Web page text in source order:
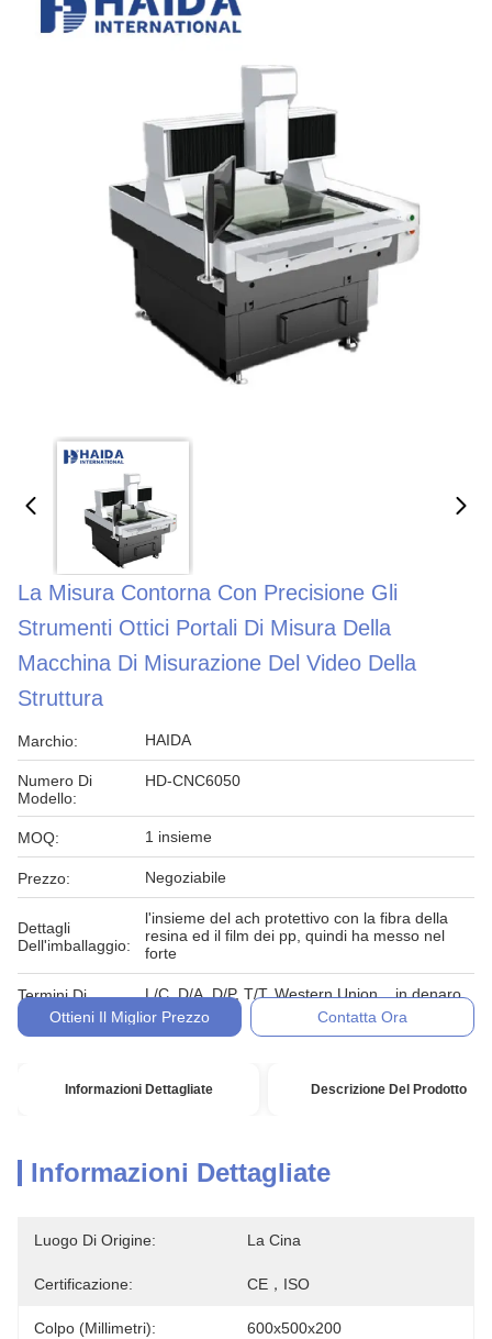
La Misura Contorna Con Precisione Gli
Strumenti Ottici Portali Di Misura Della
Macchina Di Misurazione Del Video Della
Struttura
Marchio: HAIDA
Numero Di
Modello:
HD-CNC6050
MOQ: 1 insieme
Prezzo: Negoziabile
Dettagli
Dell'imballaggio:
l'insieme del ach protettivo con la fibra della
resina ed il film dei pp, quindi ha messo nel
forte
Termini Di
Pagamento:
L/C, D/A, D/P, T/T, Western Union, , in denaro,
impegno
Ottieni Il Miglior Prezzo Contatta Ora
Informazioni Dettagliate Descrizione Del Prodotto
Informazioni Dettagliate
Luogo Di Origine: La Cina
Certificazione: CE，ISO
Colpo (millimetri): 600x500x200